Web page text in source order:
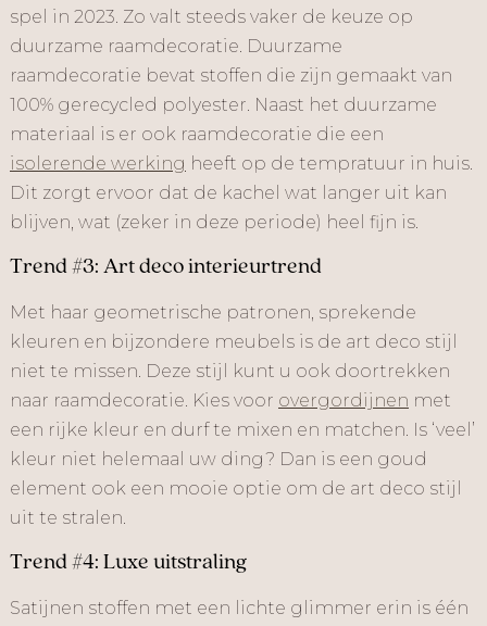
spel in 2023. Zo valt steeds vaker de keuze op
duurzame raamdecoratie. Duurzame
raamdecoratie bevat stoffen die zijn gemaakt van
100% gerecycled polyester. Naast het duurzame
materiaal is er ook raamdecoratie die een
isolerende werking heeft op de tempratuur in huis.
Dit zorgt ervoor dat de kachel wat langer uit kan
blijven, wat (zeker in deze periode) heel fijn is.
Trend #3: Art deco interieurtrend
Met haar geometrische patronen, sprekende
kleuren en bijzondere meubels is de art deco stijl
niet te missen. Deze stijl kunt u ook doortrekken
naar raamdecoratie. Kies voor overgordijnen met
een rijke kleur en durf te mixen en matchen. Is ‘veel’
kleur niet helemaal uw ding? Dan is een goud
element ook een mooie optie om de art deco stijl
uit te stralen.
Trend #4: Luxe uitstraling
Satijnen stoffen met een lichte glimmer erin is één